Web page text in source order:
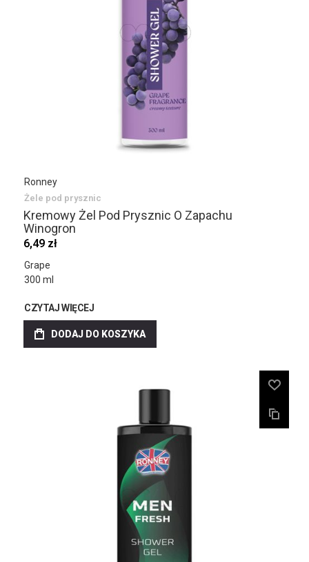
Ronney
Żele pod prysznic
Kremowy Żel Pod Prysznic O Zapachu
Winogron
6,49 zł
Grape
300 ml
CZYTAJ WIĘCEJ
DODAJ DO KOSZYKA